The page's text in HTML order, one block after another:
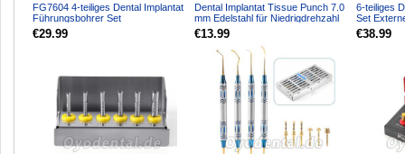
FG7604 4-teiliges Dental Implantat
Führungsbohrer Set
Positionsführung & Halskor...
€29.99
Dental Implantat Tissue Punch 7.0
mm Edelstahl für Niedrigdrehzahl
Winkelstück
€13.99
6-teiliges
Set
€38.99